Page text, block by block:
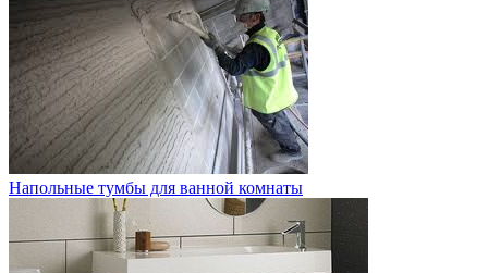
Напольные тумбы для ванной комнаты